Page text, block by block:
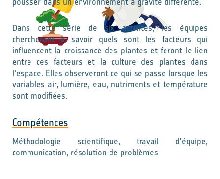
Dans cette série de six activités, les équipes
chercheront à savoir quels sont les facteurs qui
influencent la croissance des plantes et feront le lien
entre ces facteurs et la culture des plantes dans
l'espace. Elles observeront ce qui se passe lorsque les
variables air, lumière, eau, nutriments et température
sont modifiées.
Compétences
Méthodologie scientifique, travail d'équipe,
communication, résolution de problèmes